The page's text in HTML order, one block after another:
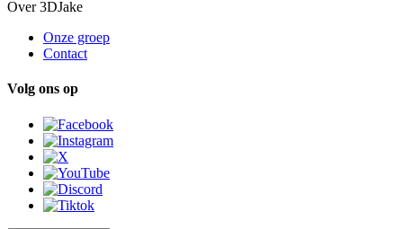
Over 3DJake
Onze groep
Contact
Volg ons op